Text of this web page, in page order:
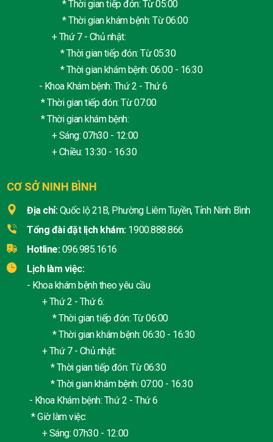
* Thời gian tiếp đón: Từ 05:00
* Thời gian khám bệnh: Từ 06:00
+ Thứ 7 - Chủ nhật:
* Thời gian tiếp đón: Từ 05:30
* Thời gian khám bệnh: 06:00 - 16:30
- Khoa Khám bệnh: Thứ 2 - Thứ 6
* Thời gian tiếp đón: Từ 07:00
* Thời gian khám bệnh:
+ Sáng: 07h30 - 12:00
+ Chiều: 13:30 - 16:30
CƠ SỞ NINH BÌNH
Địa chỉ: Quốc lộ 21B, Phường Liêm Tuyền, Tỉnh Ninh Bình
Tổng đài đặt lịch khám: 1900.888.866
Hotline: 096.985.1616
Lịch làm việc:
- Khoa khám bệnh theo yêu cầu
+ Thứ 2 - Thứ 6:
* Thời gian tiếp đón: Từ 06:00
* Thời gian khám bệnh: 06:30 - 16:30
+ Thứ 7 - Chủ nhật:
* Thời gian tiếp đón: Từ 06:30
* Thời gian khám bệnh: 07:00 - 16:30
- Khoa Khám bệnh: Thứ 2 - Thứ 6
* Giờ làm việc:
+ Sáng: 07h30 - 12:00